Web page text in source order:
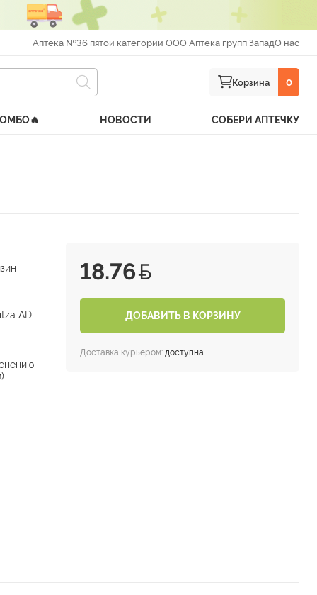
Аптека №36 пятой категории ООО Аптека групп ЗападО нас
Корзина 0
НОВОСТИ СОБЕРИ АПТЕЧКУ
18.76
ДОБАВИТЬ В КОРЗИНУ
Доставка курьером: доступна
AD